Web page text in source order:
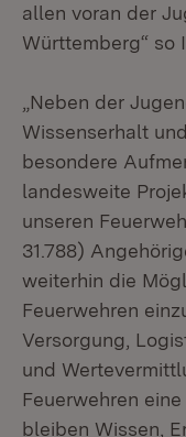
allen voran der
Württemberg“ so
„Neben der
Wissenserhalt
besondere
landesweite
unseren
31.788)
weiterhin die
Feuerwehren
Versorgung,
und
Feuerwehren
bleiben Wissen,